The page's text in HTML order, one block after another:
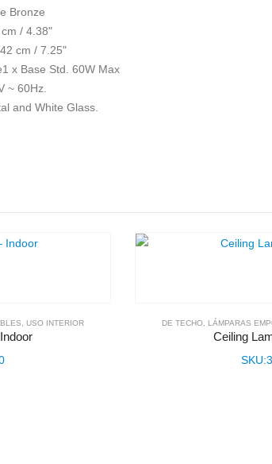
Bronze
/ 4.38"
cm / 7.25"
1 x Base Std. 60W Max
~ 60Hz.
and White Glass.
USO INTERIOR DE TECHO, LÁMPARAS
Ceiling